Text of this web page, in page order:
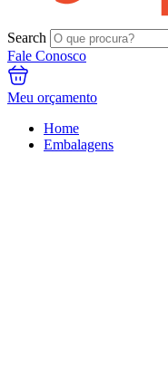
Search
Fale Conosco
Meu orçamento
Home
Embalagens